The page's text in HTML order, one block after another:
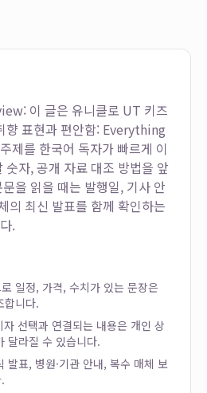
이 글은 유니클로 UT 키즈
향 표현과 편안함: Everything
주제를 한국어 독자가 빠르게 이
숫자, 공개 자료 대조 방법을 앞
을 읽을 때는 발행일, 기사 안
의 최신 발표를 함께 확인하는
.
일정, 가격, 수치가 있는 문장은
합니다.
선택과 연결되는 내용은 개인 상
달라질 수 있습니다.
발표, 병원·기관 안내, 복수 매체 보